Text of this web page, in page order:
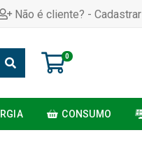
Não é cliente? - Cadastrar
0
CONSUMO